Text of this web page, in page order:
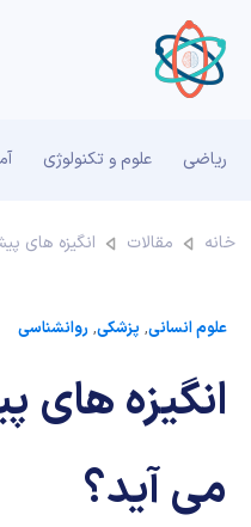
ریاضی علوم و تکنولوژی
خانه مقالات انگیزه های
علوم انسانی, پزشکی,روانشناسی
انگیزه های
می آید؟